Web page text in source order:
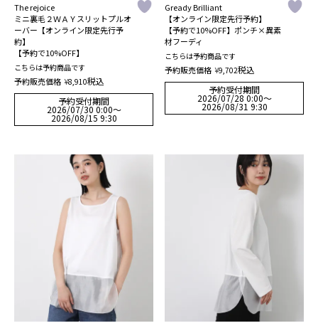
The rejoice
ミニ裏毛２ＷＡＹスリットプルオ
ーバー【オンライン限定先行予
約】
【予約で10%OFF】
こちらは予約商品です
予約販売価格 ¥8,910税込
予約受付期間
2026/07/30 0:00〜
2026/08/15 9:30
Gready Brilliant
【オンライン限定先行予約】
【予約で10%OFF】ポンチ×異素
材フーディ
こちらは予約商品です
予約販売価格 ¥9,702税込
予約受付期間
2026/07/28 0:00〜
2026/08/31 9:30